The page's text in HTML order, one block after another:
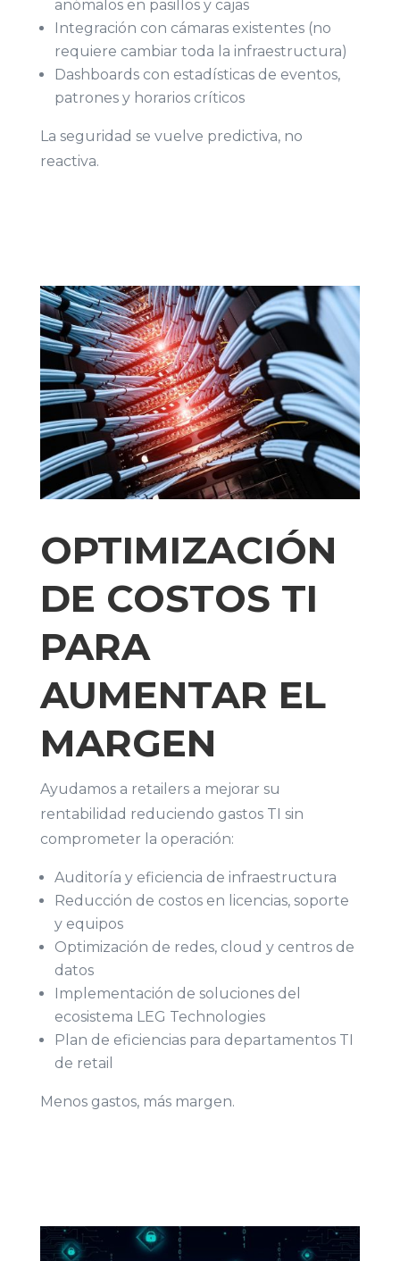
anómalos en pasillos y cajas
Integración con cámaras existentes (no
requiere cambiar toda la infraestructura)
Dashboards con estadísticas de eventos,
patrones y horarios críticos
La seguridad se vuelve predictiva, no
reactiva.
OPTIMIZACIÓN
DE COSTOS TI
PARA
AUMENTAR EL
MARGEN
Ayudamos a retailers a mejorar su
rentabilidad reduciendo gastos TI sin
comprometer la operación:
Auditoría y eficiencia de infraestructura
Reducción de costos en licencias, soporte
y equipos
Optimización de redes, cloud y centros de
datos
Implementación de soluciones del
ecosistema LEG Technologies
Plan de eficiencias para departamentos TI
de retail
Menos gastos, más margen.